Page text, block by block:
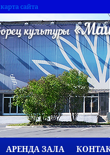
карта сайта
АРЕНДА ЗАЛА